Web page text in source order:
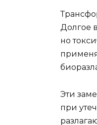
Долгое
но
Эти
при